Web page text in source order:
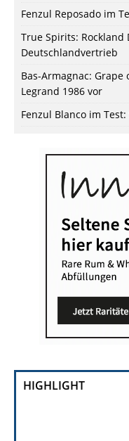
Fenzul Reposado im
True Spirits:
Deutschlandvertrieb
Bas-Armagnac:
Legrand 1986 vor
Fenzul Blanco im
HIGHLIGHT